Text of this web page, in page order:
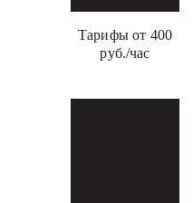
Тарифы от 400
руб./час